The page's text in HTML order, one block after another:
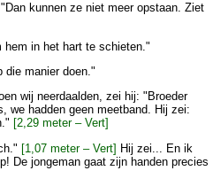
kunnen ze niet meer opstaan. Ziet
in het hart te schieten."
manier doen."
wij neerdaalden, zei hij: "Broeder
we hadden geen meetband. Hij zei:
[2,29 meter – Vert]
[1,07 meter – Vert] Hij zei... En ik
De jongeman gaat zijn handen precies